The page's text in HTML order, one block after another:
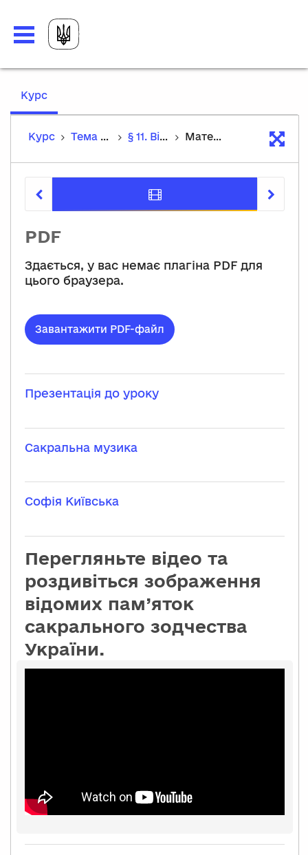
Курс,
Курс
Тема 1. Подорож мистецтвом минулих епох § 11. Вітчизняні пам’ятки мистецтва середньовіччя Матеріали до уроку
PDF
Здається, у вас немає плагіна PDF для
цього браузера.
Завантажити PDF-файл
Презентація до уроку
Сакральна музика
Софія Київська
Перегляньте відео та
роздивіться зображення
відомих пам’яток
сакрального зодчества
України.